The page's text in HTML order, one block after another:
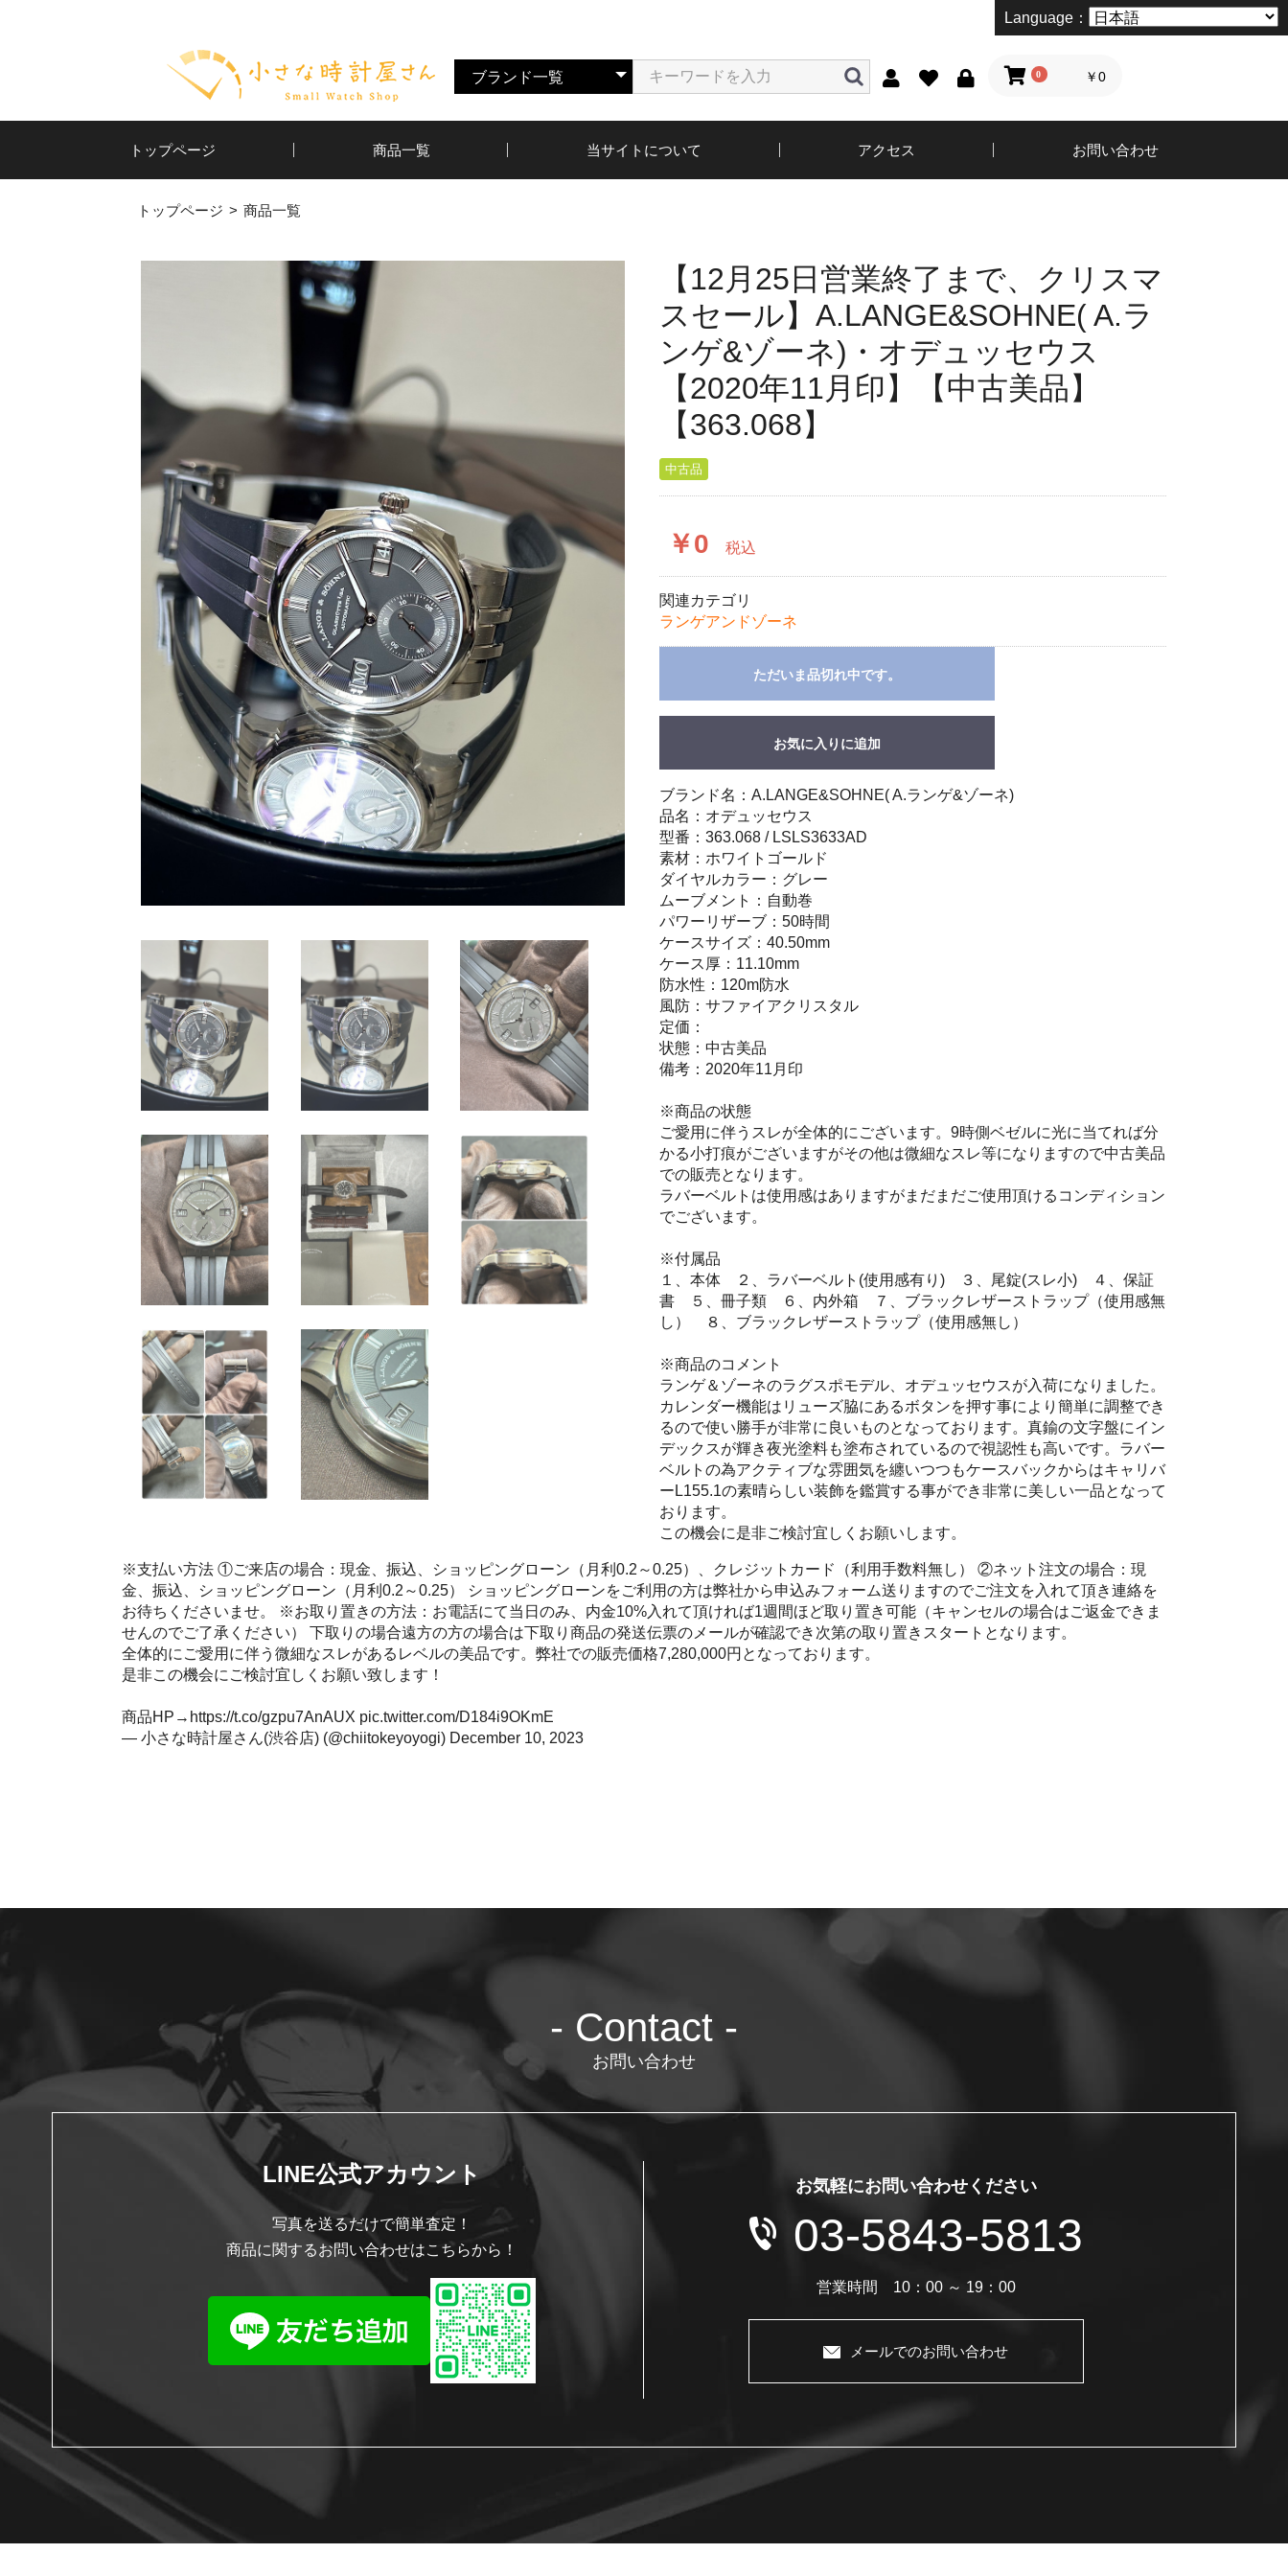
Language：
0 ￥0
トップページ 商品一覧 当サイトについて アクセス お問い合わせ
トップページ 商品一覧
【12月25日営業終了まで、クリスマ
スセール】A.LANGE&SOHNE( A.ラ
ンゲ&ゾーネ)・オデュッセウス
【2020年11月印】【中古美品】
【363.068】
中古品
￥0 税込
関連カテゴリ
ランゲアンドゾーネ
ただいま品切れ中です。
お気に入りに追加
ブランド名：A.LANGE&SOHNE( A.ランゲ&ゾーネ)
品名：オデュッセウス
型番：363.068 / LSLS3633AD
素材：ホワイトゴールド
ダイヤルカラー：グレー
ムーブメント：自動巻
パワーリザーブ：50時間
ケースサイズ：40.50mm
ケース厚：11.10mm
防水性：120m防水
風防：サファイアクリスタル
定価：
状態：中古美品
備考：2020年11月印
※商品の状態
ご愛用に伴うスレが全体的にございます。9時側ベゼルに光に当てれば分
かる小打痕がございますがその他は微細なスレ等になりますので中古美品
での販売となります。
ラバーベルトは使用感はありますがまだまだご使用頂けるコンディション
でございます。
※付属品
１、本体 ２、ラバーベルト(使用感有り) ３、尾錠(スレ小) ４、保証
書 ５、冊子類 ６、内外箱 ７、ブラックレザーストラップ（使用感無
し） ８、ブラックレザーストラップ（使用感無し）
※商品のコメント
ランゲ＆ゾーネのラグスポモデル、オデュッセウスが入荷になりました。
カレンダー機能はリューズ脇にあるボタンを押す事により簡単に調整でき
るので使い勝手が非常に良いものとなっております。真鍮の文字盤にイン
デックスが輝き夜光塗料も塗布されているので視認性も高いです。ラバー
ベルトの為アクティブな雰囲気を纏いつつもケースバックからはキャリバ
ーL155.1の素晴らしい装飾を鑑賞する事ができ非常に美しい一品となって
おります。
この機会に是非ご検討宜しくお願いします。
※支払い方法 ①ご来店の場合：現金、振込、ショッピングローン（月利0.2～0.25）、クレジットカード（利用手数料無し） ②ネット注文の場合：現
金、振込、ショッピングローン（月利0.2～0.25） ショッピングローンをご利用の方は弊社から申込みフォーム送りますのでご注文を入れて頂き連絡を
お待ちくださいませ。 ※お取り置きの方法：お電話にて当日のみ、内金10%入れて頂ければ1週間ほど取り置き可能（キャンセルの場合はご返金できま
せんのでご了承ください） 下取りの場合遠方の方の場合は下取り商品の発送伝票のメールが確認でき次第の取り置きスタートとなります。
全体的にご愛用に伴う微細なスレがあるレベルの美品です。弊社での販売価格7,280,000円となっております。
是非この機会にご検討宜しくお願い致します！
商品HP→ https://t.co/gzpu7AnAUX pic.twitter.com/D184i9OKmE
— 小さな時計屋さん(渋谷店) (@chiitokeyoyogi) December 10, 2023
- Contact -
お問い合わせ
LINE公式アカウント
写真を送るだけで簡単査定！
商品に関するお問い合わせはこちらから！
お気軽にお問い合わせください
03-5843-5813
営業時間 10：00 ～ 19：00
メールでのお問い合わせ